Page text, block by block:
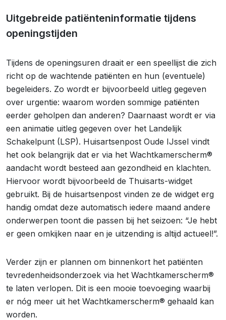
Uitgebreide patiënteninformatie tijdens
openingstijden
Tijdens de openingsuren draait er een speellijst die zich
richt op de wachtende patiënten en hun (eventuele)
begeleiders. Zo wordt er bijvoorbeeld uitleg gegeven
over urgentie: waarom worden sommige patiënten
eerder geholpen dan anderen? Daarnaast wordt er via
een animatie uitleg gegeven over het Landelijk
Schakelpunt (LSP). Huisartsenpost Oude IJssel vindt
het ook belangrijk dat er via het Wachtkamerscherm®
aandacht wordt besteed aan gezondheid en klachten.
Hiervoor wordt bijvoorbeeld de Thuisarts-widget
gebruikt. Bij de huisartsenpost vinden ze de widget erg
handig omdat deze automatisch iedere maand andere
onderwerpen toont die passen bij het seizoen: “Je hebt
er geen omkijken naar en je uitzending is altijd actueel!”.
Verder zijn er plannen om binnenkort het patiënten
tevredenheidsonderzoek via het Wachtkamerscherm®
te laten verlopen. Dit is een mooie toevoeging waarbij
er nóg meer uit het Wachtkamerscherm® gehaald kan
worden.